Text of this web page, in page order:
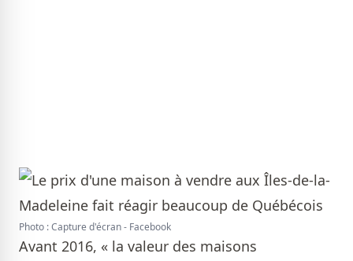
Photo : Capture d'écran - Facebook
Avant 2016, « la valeur des maisons